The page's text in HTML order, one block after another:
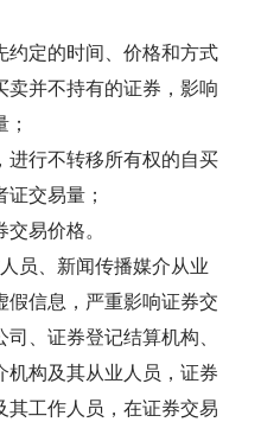
定的时间、价格和方式
并不持有的证券，影响
行不转移所有权的自买
交易量；
易价格。
员、新闻传播媒介从业
假信息，严重影响证券交
、证券登记结算机构、
构及其从业人员，证券
工作人员，在证券交易